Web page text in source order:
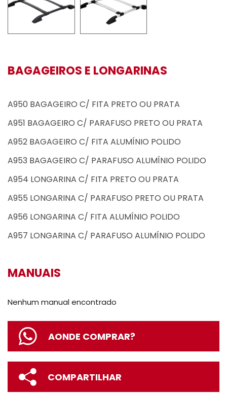
BAGAGEIROS E LONGARINAS
A950 BAGAGEIRO C/ FITA PRETO OU PRATA
A951 BAGAGEIRO C/ PARAFUSO PRETO OU PRATA
A952 BAGAGEIRO C/ FITA ALUMÍNIO POLIDO
A953 BAGAGEIRO C/ PARAFUSO ALUMÍNIO POLIDO
A954 LONGARINA C/ FITA PRETO OU PRATA
A955 LONGARINA C/ PARAFUSO PRETO OU PRATA
A956 LONGARINA C/ FITA ALUMÍNIO POLIDO
A957 LONGARINA C/ PARAFUSO ALUMÍNIO POLIDO
MANUAIS
Nenhum manual encontrado
AONDE COMPRAR?
COMPARTILHAR